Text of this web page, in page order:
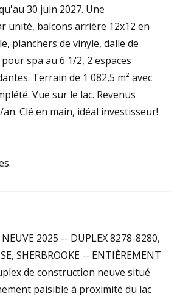
30 juin 2027. Une
unité, balcons arrière 12x12 en
planchers de vinyle, dalle de
spa au 6 1/2, 2 espaces
Terrain de 1 082,5 m² avec
Vue sur le lac. Revenus
Clé en main, idéal investisseur!
2025 -- DUPLEX 8278-8280,
SHERBROOKE -- ENTIÈREMENT
de construction neuve situé
paisible à proximité du lac